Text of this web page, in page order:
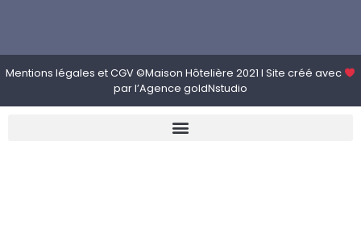
Mentions légales etCGV©Maison Hôtelière 2021 I Site créé avec
par l’Agence goldNstudio